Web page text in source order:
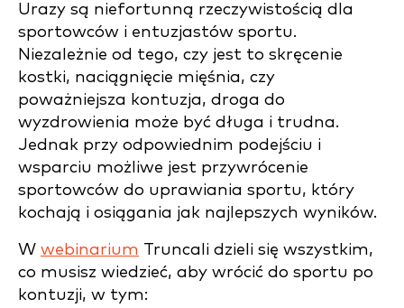
Urazy są niefortunną rzeczywistością dla
sportowców i entuzjastów sportu.
Niezależnie od tego, czy jest to skręcenie
kostki, naciągnięcie mięśnia, czy
poważniejsza kontuzja, droga do
wyzdrowienia może być długa i trudna.
Jednak przy odpowiednim podejściu i
wsparciu możliwe jest przywrócenie
sportowców do uprawiania sportu, który
kochają i osiągania jak najlepszych wyników.
W webinarium Truncali dzieli się wszystkim,
co musisz wiedzieć, aby wrócić do sportu po
kontuzji, w tym: